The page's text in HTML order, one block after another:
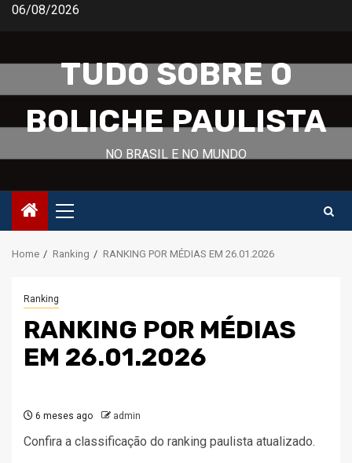
Skip06/08/2026
TUDO SOBRE O
BOLICHE PAULISTA
NO BRASIL E NO MUNDO
Primary
Menu
Home Ranking RANKING POR MÉDIAS EM 26.01.2026
Ranking
RANKING POR MÉDIAS
EM 26.01.2026
6 meses ago admin
Confira a classificação do ranking paulista atualizado.